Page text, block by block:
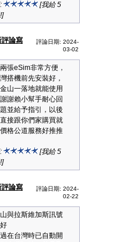
[我給 5
評論寫
評論日期: 2024-
03-02
張eSim非常方便，
搭機前先安裝好，
山一落地就能使用
謝賴小幫手耐心回
並給予指引，以後
接跟你們家購買就
格公道服務好推推
[我給 5
評論寫
評論日期: 2024-
02-22
與拉斯維加斯訊號
在台灣時已自動開